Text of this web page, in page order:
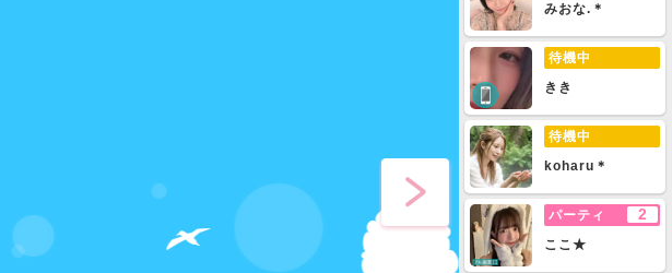
みおな.＊
待機中
きき
待機中
koharu＊
パーティ 2
ここ★